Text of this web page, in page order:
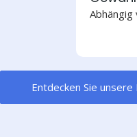
Entdecken Sie